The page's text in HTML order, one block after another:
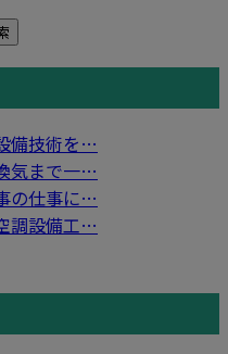
備技術を…
気まで一…
の仕事に…
調設備工…